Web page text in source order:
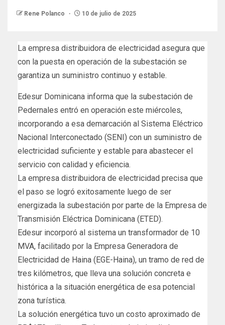
Rene Polanco 10 de julio de 2025
La empresa distribuidora de electricidad asegura que
con la puesta en operación de la subestación se
garantiza un suministro continuo y estable.
Edesur Dominicana informa que la subestación de
Pedernales entró en operación este miércoles,
incorporando a esa demarcación al Sistema Eléctrico
Nacional Interconectado (SENI) con un suministro de
electricidad suficiente y estable para abastecer el
servicio con calidad y eficiencia.
La empresa distribuidora de electricidad precisa que
el paso se logró exitosamente luego de ser
energizada la subestación por parte de la Empresa de
Transmisión Eléctrica Dominicana (ETED).
Edesur incorporó al sistema un transformador de 10
MVA, facilitado por la Empresa Generadora de
Electricidad de Haina (EGE-Haina), un tramo de red de
tres kilómetros, que lleva una solución concreta e
histórica a la situación energética de esa potencial
zona turística.
La solución energética tuvo un costo aproximado de